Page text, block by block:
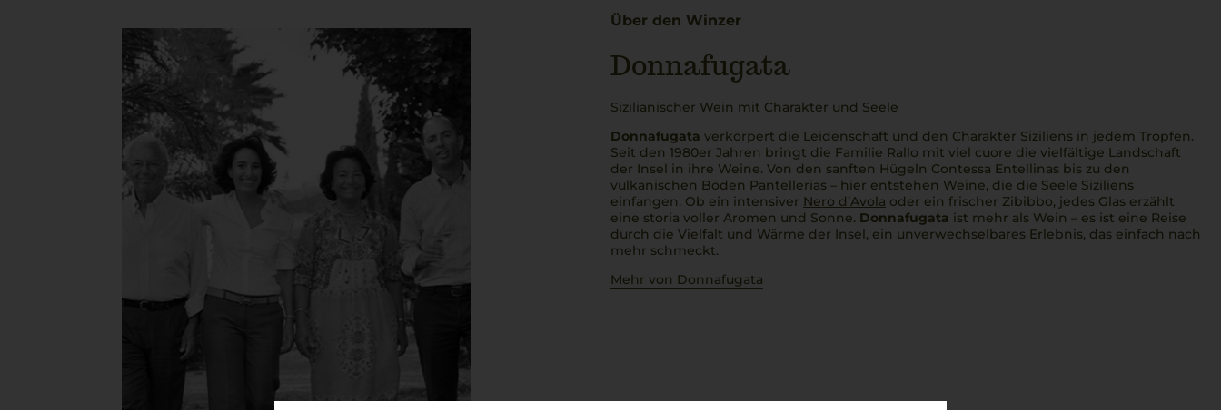
Über den Winzer
Donnafugata
Sizilianischer Wein mit Charakter und Seele
Donnafugata verkörpert die Leidenschaft und den Charakter Siziliens in jedem Tropfen.
Seit den 1980er Jahren bringt die Familie Rallo mit viel cuore die vielfältige Landschaft
der Insel in ihre Weine. Von den sanften Hügeln Contessa Entellinas bis zu den
vulkanischen Böden Pantellerias – hier entstehen Weine, die die Seele Siziliens
einfangen. Ob ein intensiver Nero d’Avola oder ein frischer Zibibbo, jedes Glas erzählt
eine storia voller Aromen und Sonne. Donnafugata ist mehr als Wein – es ist eine Reise
durch die Vielfalt und Wärme der Insel, ein unverwechselbares Erlebnis, das einfach nach
mehr schmeckt.
Mehr von Donnafugata